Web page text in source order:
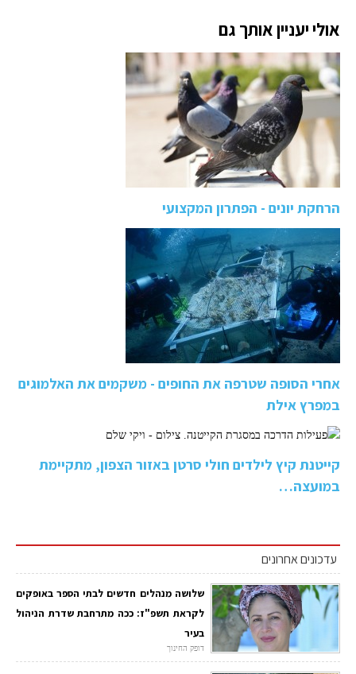
אולי יעניין אותך גם
הרחקת יונים - הפתרון המקצועי
אחרי הסופה שטרפה את החופים - משקמים את האלמוגים
במפרץ אילת
קייטנת קיץ לילדים חולי סרטן באזור הצפון, מתקיימת
במועצה…
עדכונים אחרונים
שלושה מנהלים חדשים לבתי הספר באופקים
לקראת תשפ"ז: ככה מתרחבת שדרת הניהול
בעיר
דופק החינוך